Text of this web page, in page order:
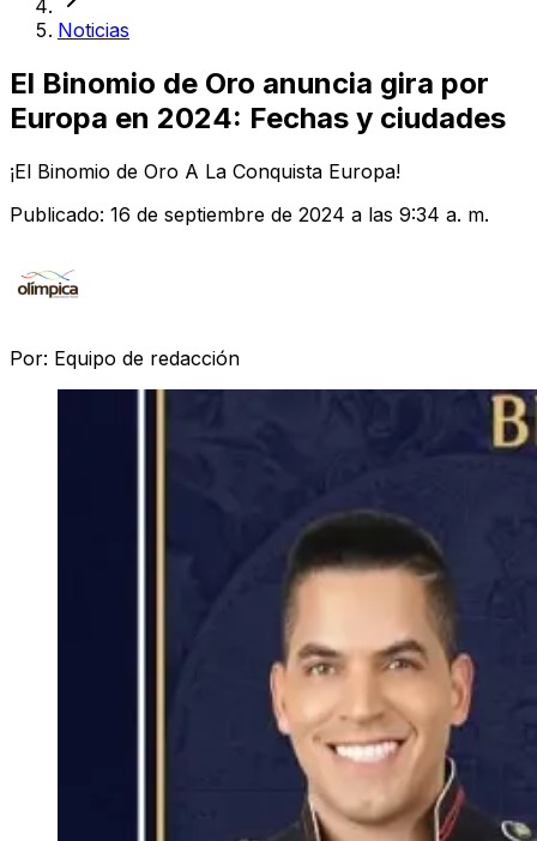
Noticias
El Binomio de Oro anuncia gira por
Europa en 2024: Fechas y ciudades
¡El Binomio de Oro A La Conquista Europa!
Publicado: 16 de septiembre de 2024 a las 9:34 a. m.
Por: Equipo de redacción